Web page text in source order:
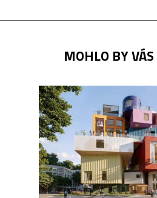
MOHLO BY